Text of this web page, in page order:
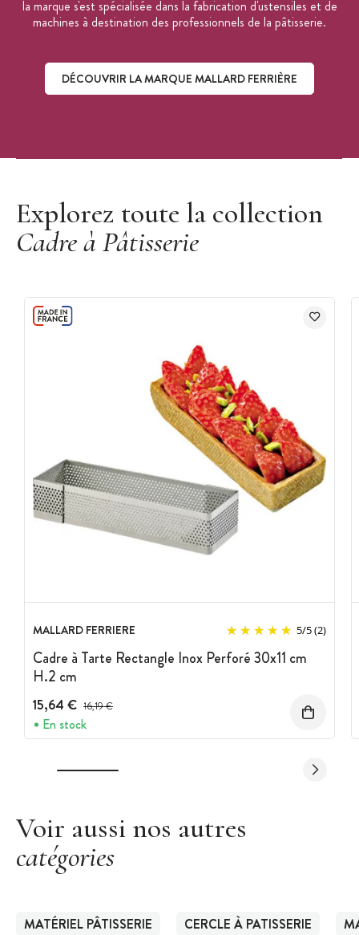
la marque s'est spécialisée dans la fabrication d'ustensiles et de
machines à destination des professionnels de la pâtisserie.
DÉCOUVRIR LA MARQUE MALLARD FERRIÈRE
Explorez toute la collection
Cadre à Pâtisserie
MALLARD FERRIERE 5/5(2)
Cadre à Tarte Rectangle Inox Perforé 30x11 cm
H.2 cm
15,64 € Prix avant réduction :
16,19 €
En stock
Voir aussi nos autres
catégories
MATÉRIEL PÂTISSERIE CERCLE À PATISSERIE